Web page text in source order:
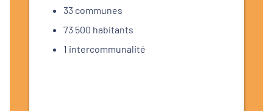
33 communes
73 500 habitants
1 intercommunalité